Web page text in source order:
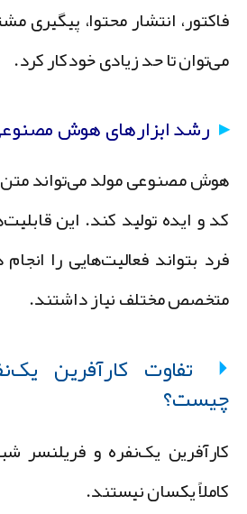
انتشار محتوا، پیگیری
تا حد زیادی خودکار کرد.
رشد ابزارهای هوش مصنوعی
مصنوعی مولد می‌تواند متن،
و ایده تولید کند. این
بتواند فعالیت‌هایی را انجام
مختلف نیاز داشتند.
تفاوت کارآفرین
یک‌نفره و فریلنسر
یکسان نیستند.